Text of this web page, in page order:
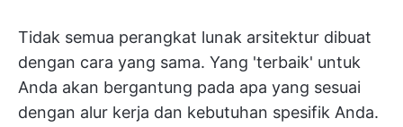
Tidak semua perangkat lunak arsitektur dibuat
dengan cara yang sama. Yang 'terbaik' untuk
Anda akan bergantung pada apa yang sesuai
dengan alur kerja dan kebutuhan spesifik Anda.